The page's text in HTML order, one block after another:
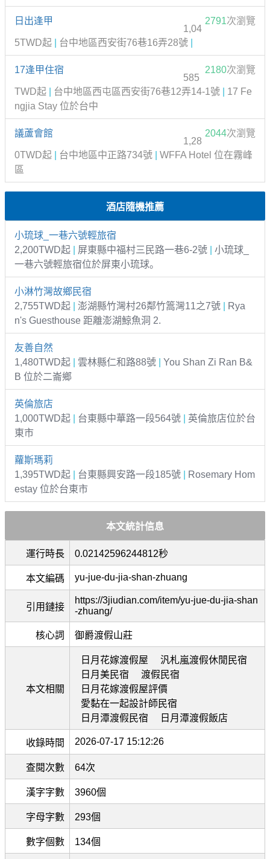
日出逢甲 2791次瀏覽
1,04
5TWD起
台中地區西安街76巷16弄28號
17逢甲住宿 2180次瀏覽
585
TWD起
台中地區西屯區西安街76巷12弄14-1號
17 Fe
ngjia Stay 位於台中
議蘆會館 2044次瀏覽
1,28
0TWD起
台中地區中正路734號
WFFA Hotel 位在霧峰
區
酒店隨機推薦
小琉球_一巷六號輕旅宿
2,200TWD起
屏東縣中福村三民路一巷6-2號
小琉球_
一巷六號輕旅宿位於屏東小琉球。
小淋竹灣故鄉民宿
2,755TWD起
澎湖縣竹灣村26鄰竹篙灣11之7號
Rya
n's Guesthouse 距離澎湖鯨魚洞 2.
友善自然
1,480TWD起
雲林縣仁和路88號
You Shan Zi Ran B&
B 位於二崙鄉
英倫旅店
1,000TWD起
台東縣中華路一段564號
英倫旅店位於台
東市
蘿斯瑪莉
1,395TWD起
台東縣興安路一段185號
Rosemary Hom
estay 位於台東市
本文統計信息
運行時長 0.02142596244812秒
本文編碼 yu-jue-du-jia-shan-zhuang
引用鏈接
https://3jiudian.com/item/yu-jue-du-jia-shan
-zhuang/
核心詞 御爵渡假山莊
本文相關
日月花嫁渡假屋
汎札嵐渡假休閒民宿
日月美民宿
渡假民宿
日月花嫁渡假屋評價
愛黏在一起設計師民宿
日月潭渡假民宿
日月潭渡假飯店
收錄時間 2026-07-17 15:12:26
查閱次數 64次
漢字字數 3960個
字母字數 293個
數字個數 134個